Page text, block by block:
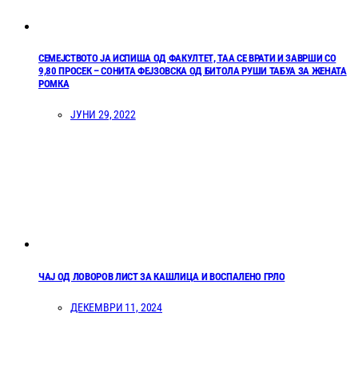
СЕМЕЈСТВОТО ЈА ИСПИША ОД ФАКУЛТЕТ, ТАА СЕ ВРАТИ И ЗАВРШИ СО
9,80 ПРОСЕК – СОНИТА ФЕЈЗОВСКА ОД БИТОЛА РУШИ ТАБУА ЗА ЖЕНАТА
РОМКА
ЈУНИ 29, 2022
ЧАЈ ОД ЛОВОРОВ ЛИСТ ЗА КАШЛИЦА И ВОСПАЛЕНО ГРЛО
ДЕКЕМВРИ 11, 2024